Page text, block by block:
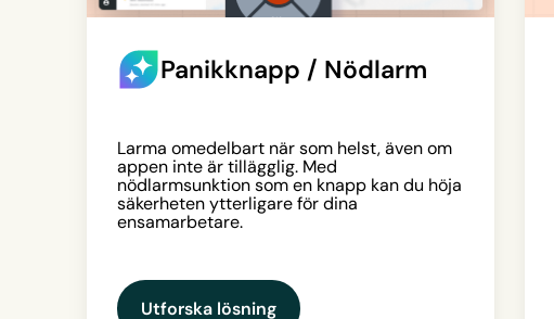
Panikknapp / Nödlarm
Larma omedelbart när som helst, även om
appen inte är tillägglig. Med
nödlarmsunktion som en knapp kan du höja
säkerheten ytterligare för dina
ensamarbetare.
Utforska lösning